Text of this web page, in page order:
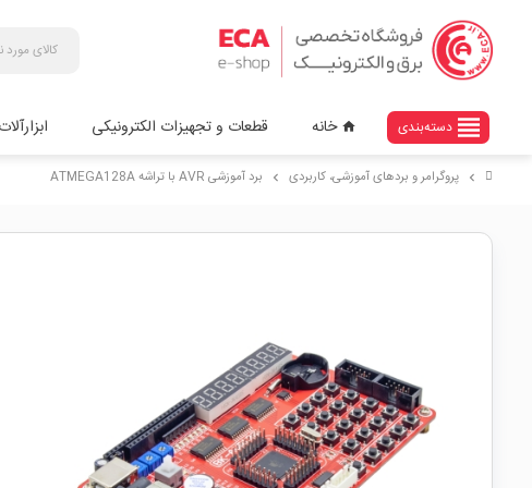
view_headline دسته‌بندی home خانه قطعات و تجهیزات الکترونیکی
chevron_right پروگرامر و بردهای آموزشی، کاربردی chevron_right برد آموزشی AVR با تراشه ATMEGA128A